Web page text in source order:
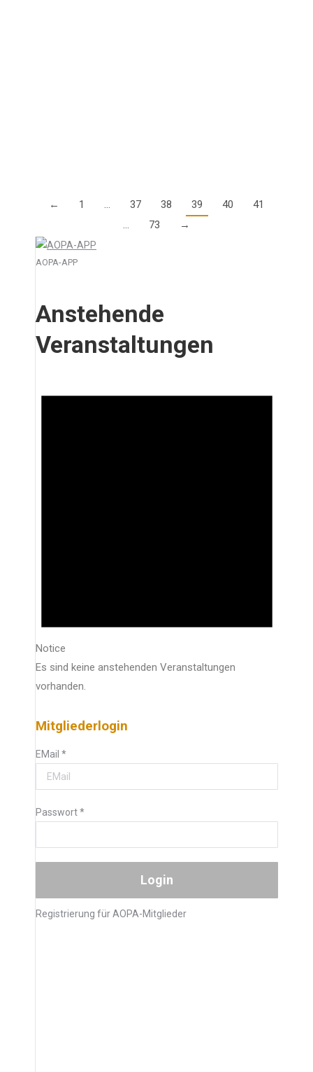
← 1 … 37 38 39 40
41
…
73 →
AOPA-APP
Anstehende
Veranstaltungen
Notice
Es sind keine anstehenden Veranstaltungen
vorhanden.
Mitgliederlogin
EMail *
Passwort*
Registrierung für AOPA-Mitglieder